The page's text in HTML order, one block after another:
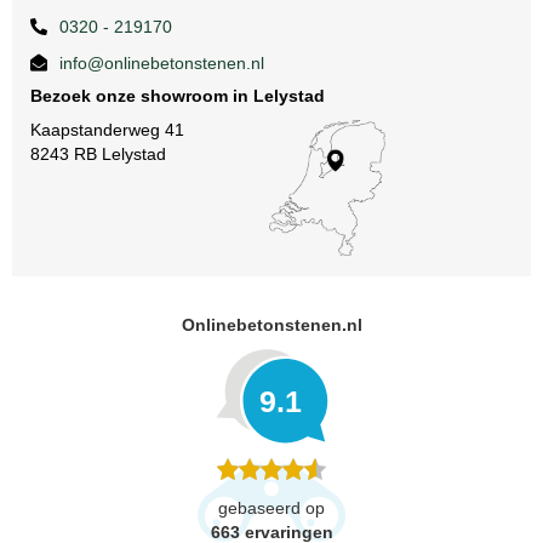
0320 - 219170
info@onlinebetonstenen.nl
Bezoek onze showroom in Lelystad
Kaapstanderweg 41
8243 RB Lelystad
Onlinebetonstenen.nl
9.1
gebaseerd op
663 ervaringen